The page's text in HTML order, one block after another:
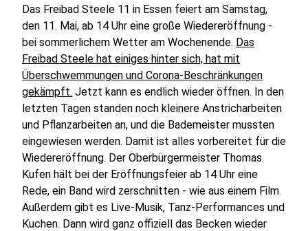
Das Freibad Steele 11 in Essen feiert am Samstag,
den 11. Mai, ab 14 Uhr eine große Wiedereröffnung -
bei sommerlichem Wetter am Wochenende. Das
Freibad Steele hat einiges hinter sich, hat mit
Überschwemmungen und Corona-Beschränkungen
gekämpft. Jetzt kann es endlich wieder öffnen. In den
letzten Tagen standen noch kleinere Anstricharbeiten
und Pflanzarbeiten an, und die Bademeister mussten
eingewiesen werden. Damit ist alles vorbereitet für die
Wiedereröffnung. Der Oberbürgermeister Thomas
Kufen hält bei der Eröffnungsfeier ab 14 Uhr eine
Rede, ein Band wird zerschnitten - wie aus einem Film.
Außerdem gibt es Live-Musik, Tanz-Performances und
Kuchen. Dann wird ganz offiziell das Becken wieder